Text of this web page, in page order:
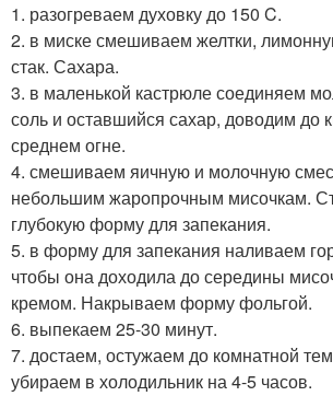
1. разогреваем духовку до 150 C.
2. в миске смешиваем желтки,
стак. Сахара.
3. в маленькой кастрюле соединяем
соль и оставшийся сахар, доводим до
среднем огне.
4. смешиваем яичную и молочную
небольшим жаропрочным мисочкам.
глубокую форму для запекания.
5. в форму для запекания наливаем
чтобы она доходила до середины
кремом. Накрываем форму фольгой.
6. выпекаем 25-30 минут.
7. достаем, остужаем до комнатной
убираем в холодильник на 4-5 часов.